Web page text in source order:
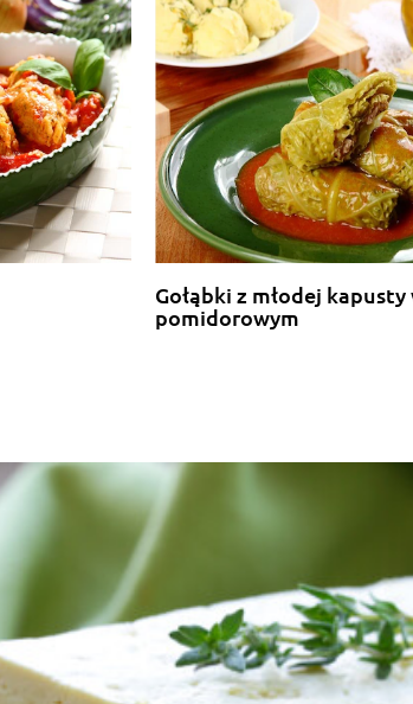
Gołąbki z młodej kapusty
pomidorowym